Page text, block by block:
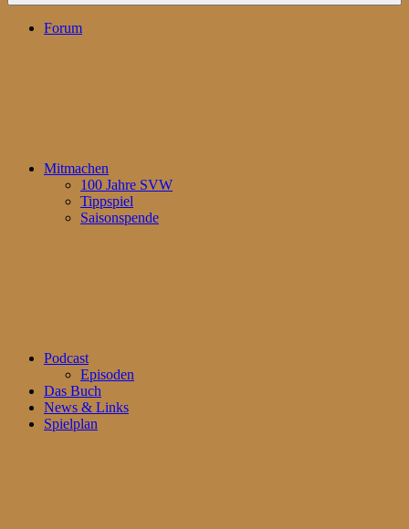
Forum
Mitmachen
100 Jahre SVW
Tippspiel
Saisonspende
Podcast
Episoden
Das Buch
News & Links
Spielplan